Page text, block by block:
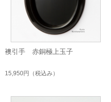
襖引手 赤銅極上玉子
15,950円 （税込み）